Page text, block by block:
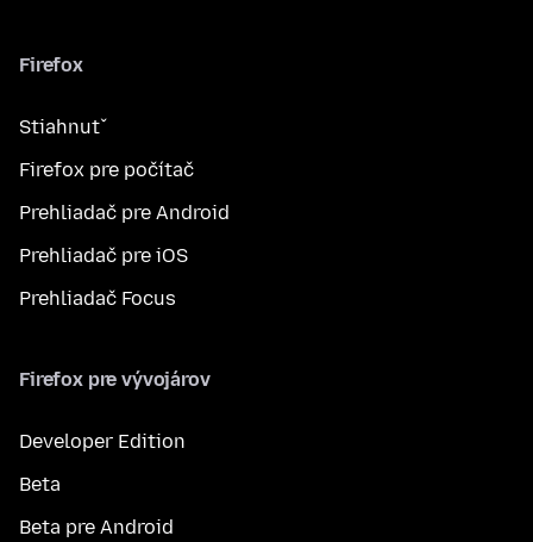
Firefox
Stiahnuť
Firefox pre počítač
Prehliadač pre Android
Prehliadač pre iOS
Prehliadač Focus
Firefox pre vývojárov
Developer Edition
Beta
Beta pre Android